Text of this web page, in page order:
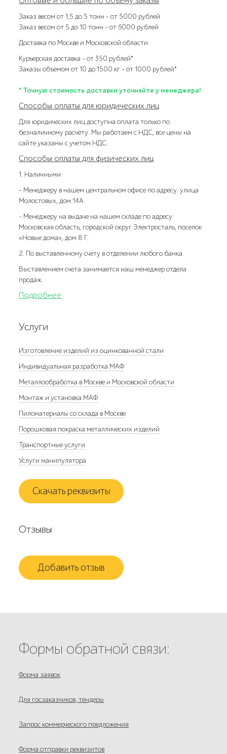
Заказ весом от 1,5 до 5 тонн – от 5000 рублей
Заказ весом от 5 до 10 тонн – от 6000 рублей
Доставка по Москве и Московской области
Курьерская доставка – от 350 рублей*
Заказы объемом от 10 до 1500 кг – от 1000 рублей*
* Точную стоимость доставки уточняйте у менеджера!
Способы оплаты для юридических лиц
Для юридических лиц доступна оплата только по
безналичному расчёту. Мы работаем с НДС, все цены на
сайте указаны с учетом НДС.
Способы оплаты для физических лиц
1. Наличными:
- Менеджеру в нашем центральном офисе по адресу: улица
Молостовых, дом 14А.
- Менеджеру на выдаче на нашем складе по адресу:
Московская область, городской округ Электросталь, поселок
«Новые дома», дом 8 Г.
2. По выставленному счету в отделении любого банка.
Выставлением счета занимается наш менеджер отдела
продаж.
Подробнее
Услуги
Изготовление изделий из оцинкованной стали
Индивидуальная разработка МАФ
Металлообработка в Москве и Московской области
Монтаж и установка МАФ
Пиломатериалы со склада в Москве
Порошковая покраска металлических изделий
Транспортные услуги
Услуги манипулятора
Скачать реквизиты
Отзывы
Добавить отзыв
Формы обратной связи:
Форма заявок
Для госзаказчиков, тендеры
Запрос коммерческого предложения
Форма отправки реквизитов